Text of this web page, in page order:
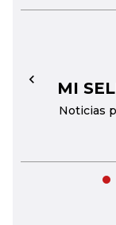
MI
Noticias
←